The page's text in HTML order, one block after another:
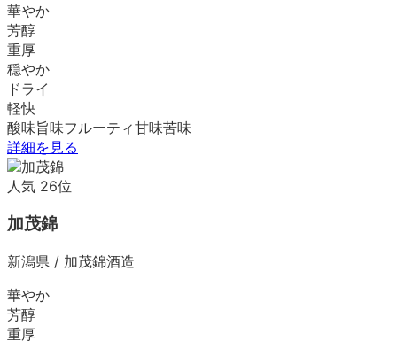
華やか
芳醇
重厚
穏やか
ドライ
軽快
酸味旨味フルーティ甘味苦味
詳細を見る
人気 26位
加茂錦
新潟県 / 加茂錦酒造
華やか
芳醇
重厚